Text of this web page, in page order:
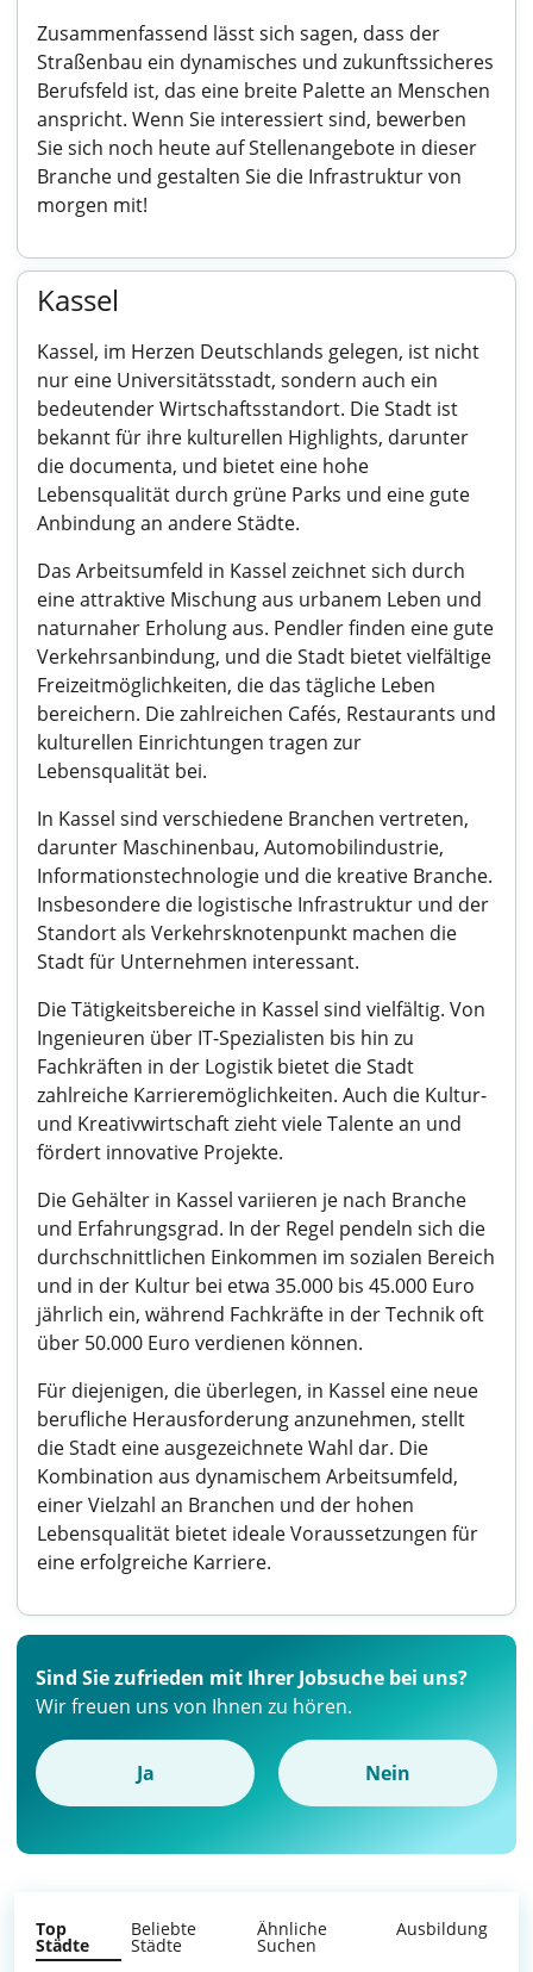
Zusammenfassend lässt sich sagen, dass der
Straßenbau ein dynamisches und zukunftssicheres
Berufsfeld ist, das eine breite Palette an Menschen
anspricht. Wenn Sie interessiert sind, bewerben
Sie sich noch heute auf Stellenangebote in dieser
Branche und gestalten Sie die Infrastruktur von
morgen mit!
Kassel
Kassel, im Herzen Deutschlands gelegen, ist nicht
nur eine Universitätsstadt, sondern auch ein
bedeutender Wirtschaftsstandort. Die Stadt ist
bekannt für ihre kulturellen Highlights, darunter
die documenta, und bietet eine hohe
Lebensqualität durch grüne Parks und eine gute
Anbindung an andere Städte.
Das Arbeitsumfeld in Kassel zeichnet sich durch
eine attraktive Mischung aus urbanem Leben und
naturnaher Erholung aus. Pendler finden eine gute
Verkehrsanbindung, und die Stadt bietet vielfältige
Freizeitmöglichkeiten, die das tägliche Leben
bereichern. Die zahlreichen Cafés, Restaurants und
kulturellen Einrichtungen tragen zur
Lebensqualität bei.
In Kassel sind verschiedene Branchen vertreten,
darunter Maschinenbau, Automobilindustrie,
Informationstechnologie und die kreative Branche.
Insbesondere die logistische Infrastruktur und der
Standort als Verkehrsknotenpunkt machen die
Stadt für Unternehmen interessant.
Die Tätigkeitsbereiche in Kassel sind vielfältig. Von
Ingenieuren über IT-Spezialisten bis hin zu
Fachkräften in der Logistik bietet die Stadt
zahlreiche Karrieremöglichkeiten. Auch die Kultur-
und Kreativwirtschaft zieht viele Talente an und
fördert innovative Projekte.
Die Gehälter in Kassel variieren je nach Branche
und Erfahrungsgrad. In der Regel pendeln sich die
durchschnittlichen Einkommen im sozialen Bereich
und in der Kultur bei etwa 35.000 bis 45.000 Euro
jährlich ein, während Fachkräfte in der Technik oft
über 50.000 Euro verdienen können.
Für diejenigen, die überlegen, in Kassel eine neue
berufliche Herausforderung anzunehmen, stellt
die Stadt eine ausgezeichnete Wahl dar. Die
Kombination aus dynamischem Arbeitsumfeld,
einer Vielzahl an Branchen und der hohen
Lebensqualität bietet ideale Voraussetzungen für
eine erfolgreiche Karriere.
Sind Sie zufrieden mit Ihrer Jobsuche bei uns?
Wir freuen uns von Ihnen zu hören.
Ja Nein
Top
Städte
Beliebte
Städte
Ähnliche
Suchen
Ausbildung